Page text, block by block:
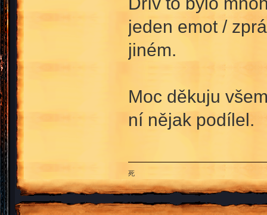
jeden emot /
jiném.
Moc děkuju
ní nějak podílel.
死